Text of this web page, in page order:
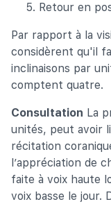
Retour en
Par rapport à la
considèrent qu'il
inclinaisons par
comptent quatre.
Consultation La
unités, peut avoir
récitation
l’appréciation de
faite à voix haute
voix basse le jour.